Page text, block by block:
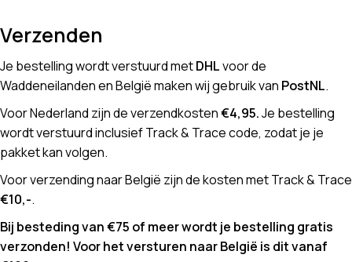
Verzenden
Je bestelling wordt verstuurd metDHLvoor de
Waddeneilanden en België maken wij gebruik van PostNL.
Voor Nederland zijn de verzendkosten€4,95.Je bestelling
wordt verstuurd inclusief Track & Trace code, zodat je je
pakket kan volgen.
Voor verzending naar België zijn de kosten met Track & Trace
€10,-.
Bij besteding van €75 of meer wordt je bestelling gratis
verzonden! Voor het versturen naar België is dit vanaf